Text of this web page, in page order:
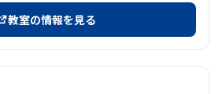
教室の情報を見る